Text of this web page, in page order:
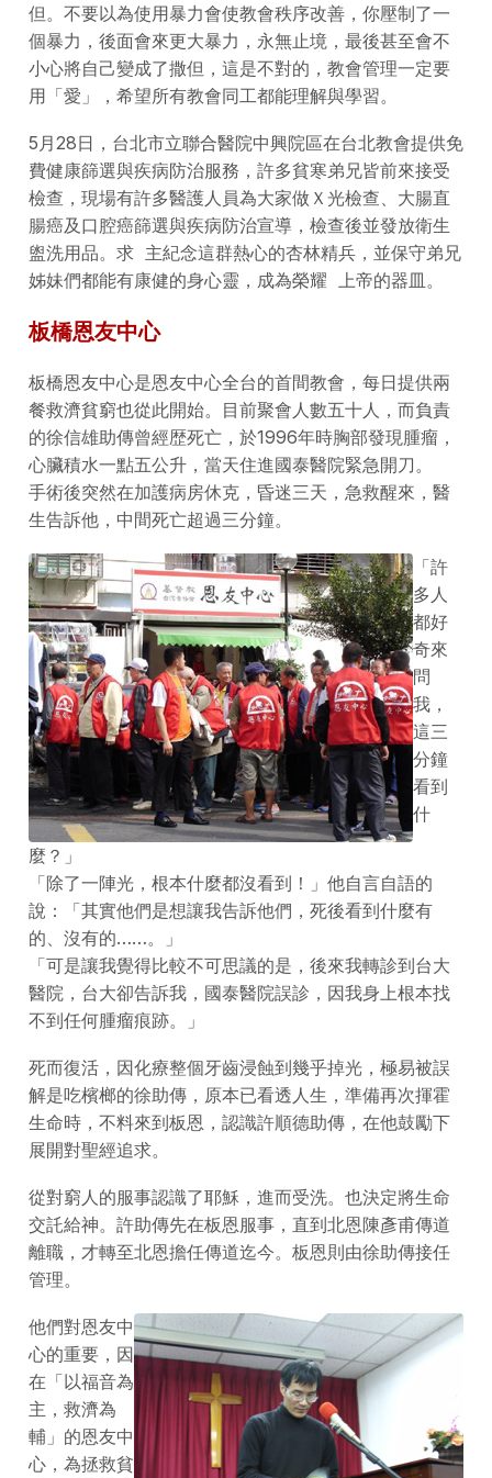
但。不要以為使用暴力會使教會秩序改善，你壓制了一
個暴力，後面會來更大暴力，永無止境，最後甚至會不
小心將自己變成了撒但，這是不對的，教會管理一定要
用「愛」，希望所有教會同工都能理解與學習。
5月28日，台北市立聯合醫院中興院區在台北教會提供免
費健康篩選與疾病防治服務，許多貧寒弟兄皆前來接受
檢查，現場有許多醫護人員為大家做Ｘ光檢查、大腸直
腸癌及口腔癌篩選與疾病防治宣導，檢查後並發放衛生
盥洗用品。求 主紀念這群熱心的杏林精兵，並保守弟兄
姊妹們都能有康健的身心靈，成為榮耀 上帝的器皿。
板橋恩友中心
板橋恩友中心是恩友中心全台的首間教會，每日提供兩
餐救濟貧窮也從此開始。目前聚會人數五十人，而負責
的徐信雄助傳曾經歴死亡，於1996年時胸部發現腫瘤，
心臟積水一點五公升，當天住進國泰醫院緊急開刀。
手術後突然在加護病房休克，昏迷三天，急救醒來，醫
生告訴他，中間死亡超過三分鐘。
「許
多人
都好
奇來
問
我，
這三
分鐘
看到
什
麼？」
「除了一陣光，根本什麼都沒看到！」他自言自語的
說：「其實他們是想讓我告訴他們，死後看到什麼有
的、沒有的……。」
「可是讓我覺得比較不可思議的是，後來我轉診到台大
醫院，台大卻告訴我，國泰醫院誤診，因我身上根本找
不到任何腫瘤痕跡。」
死而復活，因化療整個牙齒浸蝕到幾乎掉光，極易被誤
解是吃檳榔的徐助傳，原本已看透人生，準備再次揮霍
生命時，不料來到板恩，認識許順德助傳，在他鼓勵下
展開對聖經追求。
從對窮人的服事認識了耶穌，進而受洗。也決定將生命
交託給神。許助傳先在板恩服事，直到北恩陳彥甫傳道
離職，才轉至北恩擔任傳道迄今。板恩則由徐助傳接任
管理。
他們對恩友中
心的重要，因
在「以福音為
主，救濟為
輔」的恩友中
心，為拯救貧